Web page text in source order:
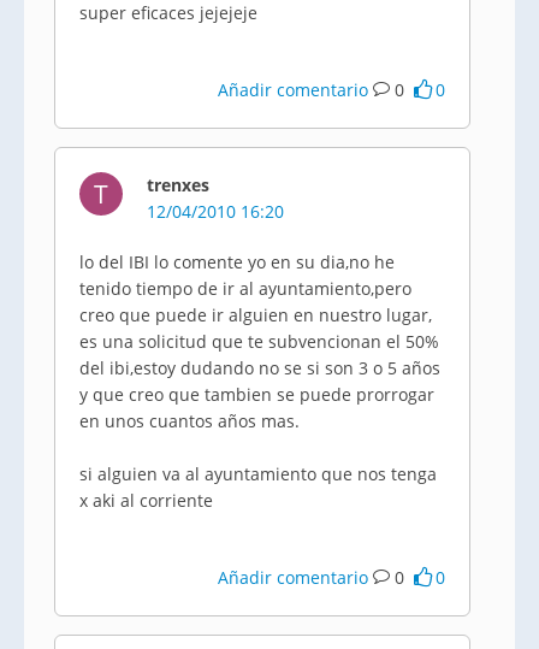
super eficaces jejejeje
Añadir comentario 0 0
T
trenxes
12/04/2010 16:20
lo del IBI lo comente yo en su dia,no he
tenido tiempo de ir al ayuntamiento,pero
creo que puede ir alguien en nuestro lugar,
es una solicitud que te subvencionan el 50%
del ibi,estoy dudando no se si son 3 o 5 años
y que creo que tambien se puede prorrogar
en unos cuantos años mas.
si alguien va al ayuntamiento que nos tenga
x aki al corriente
Añadir comentario 0 0